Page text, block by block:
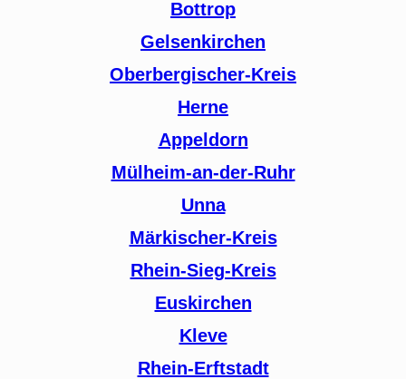
Bottrop
Gelsenkirchen
Oberbergischer-Kreis
Herne
Appeldorn
Mülheim-an-der-Ruhr
Unna
Märkischer-Kreis
Rhein-Sieg-Kreis
Euskirchen
Kleve
Rhein-Erftstadt